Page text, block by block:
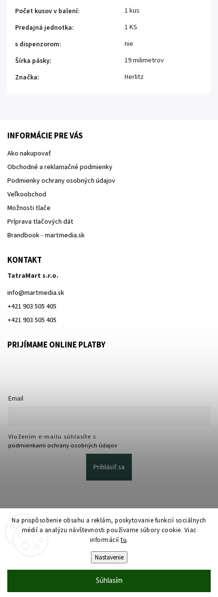
Na prispôsobenie obsahu a reklám, poskytovanie funkcií sociálnych
médií a analýzu návštevnosti používame súbory cookie. Viac
informáciítu.
Nastavenie
Súhlasím
Počet kusov v balení:
1 kus
Predajná jednotka:
1 KS
s dispenzorom:
nie
Šírka pásky:
19 milimetrov
Značka: Herlitz
INFORMÁCIE PRE VÁS
Ako nakupovať
Obchodné a reklamačné podmienky
Podmienky ochrany osobných údajov
Veľkoobchod
Možnosti tlače
Príprava tlačových dát
Brandbook - martmedia.sk
KONTAKT
TatraMart s.r.o.
info@martmedia.sk
+421 903 505 405
+421 903 505 405
PRIJÍMAME ONLINE PLATBY
Email
Vložením e-mailu súhlasíte s
podmienkami ochrany osobných údajov
Prihlásiť sa
Upraviť nastavenie cookies